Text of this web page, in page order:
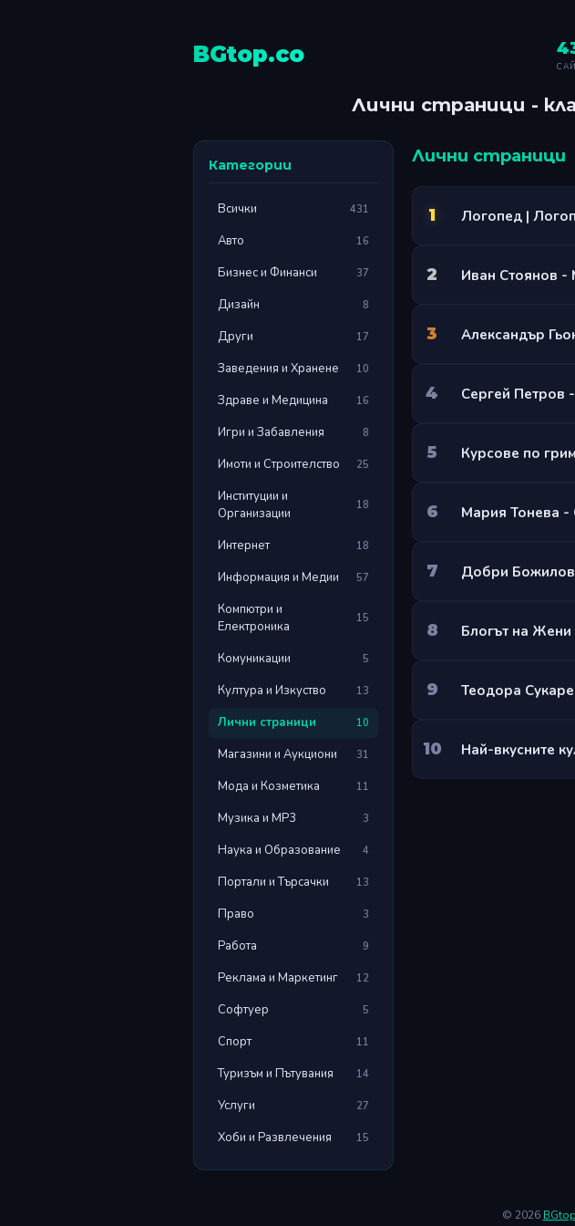
BGtop.co
Лични страници -
Категории
Всички 431
Авто 16
Бизнес и Финанси 37
Дизайн 8
Други 17
Заведения и Хранене 10
Здраве и Медицина 16
Игри и Забавления 8
Имоти и Строителство 25
Институции и
Организации
18
Интернет 18
Информация и Медии 57
Компютри и
Електроника
15
Комуникации 5
Култура и Изкуство 13
Лични страници 10
Магазини и Аукциони 31
Мода и Козметика 11
Музика и MP3 3
Наука и Образование 4
Портали и Търсачки 13
Право 3
Работа 9
Реклама и Маркетинг 12
Софтуер 5
Спорт 11
Туризъм и Пътувания 14
Услуги 27
Хоби и Развлечения 15
Лични страници
1
2 Иван Стоянов -
3 Александър
4 Сергей Петров
5
6 Мария Тонева -
7 Добри Божилов
8 Блогът на
9 Теодора
10 Най-вкусните
© 2026